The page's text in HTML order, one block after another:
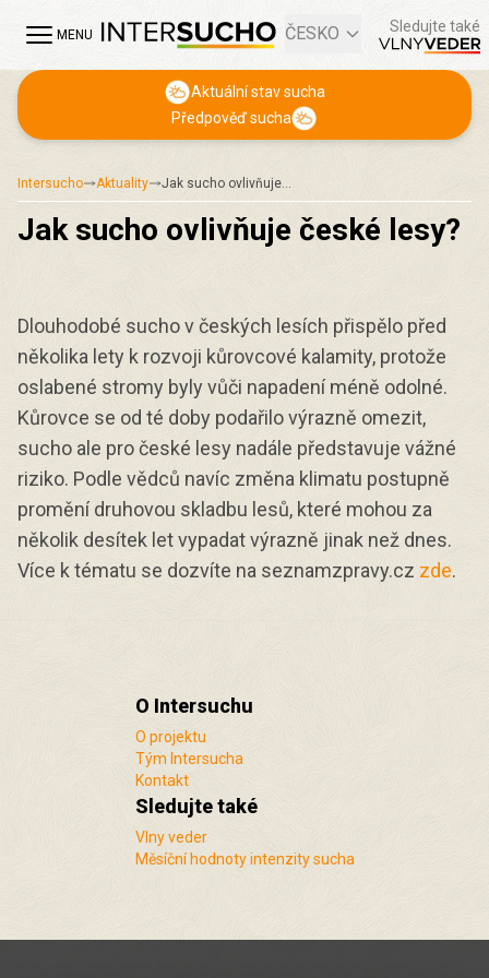
MENU ČESKO Sledujte také
Aktuální stav sucha
Předpověď sucha
Intersucho Aktuality Jak sucho ovlivňuje…
Jak sucho ovlivňuje české lesy?
Dlouhodobé sucho v českých lesích přispělo před
několika lety k rozvoji kůrovcové kalamity, protože
oslabené stromy byly vůči napadení méně odolné.
Kůrovce se od té doby podařilo výrazně omezit,
sucho ale pro české lesy nadále představuje vážné
riziko. Podle vědců navíc změna klimatu postupně
promění druhovou skladbu lesů, které mohou za
několik desítek let vypadat výrazně jinak než dnes.
Více k tématu se dozvíte na seznamzpravy.cz zde.
O Intersuchu
O projektu
Tým Intersucha
Kontakt
Sledujte také
Vlny veder
Měsíční hodnoty intenzity sucha